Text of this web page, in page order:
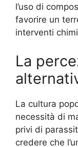
l’uso di
favorire un
interventi
La
La cultura
necessità di
privi di
credere che